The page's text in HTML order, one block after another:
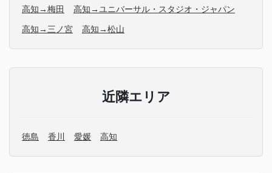
高知→梅田 高知→ユニバーサル・スタジオ・ジャパン
高知→三ノ宮 高知→松山
近隣エリア
徳島 香川 愛媛 高知